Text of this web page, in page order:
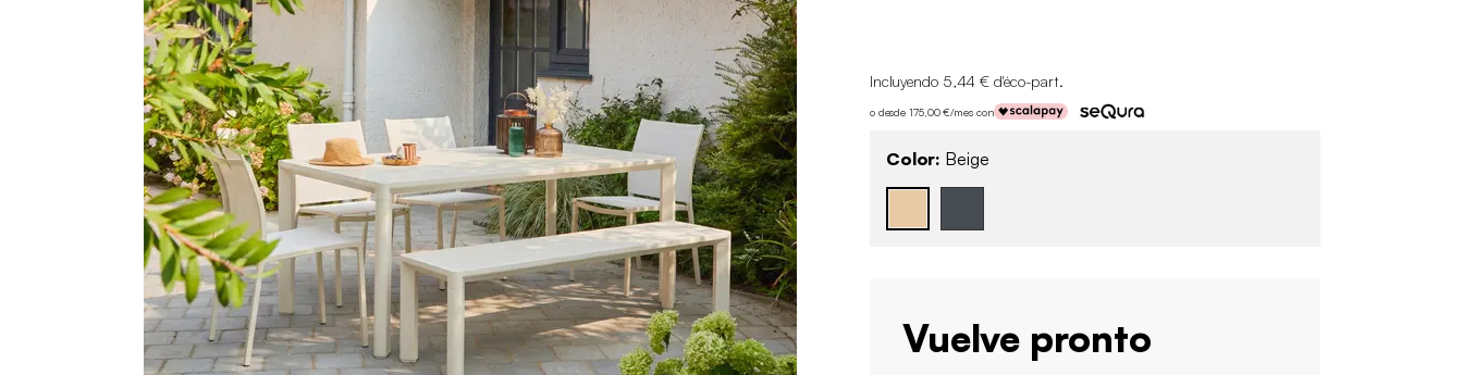
Incluyendo 5,44 € d'éco-part.
o desde 175,00 €/mes con
Color: Beige
Vuelve pronto